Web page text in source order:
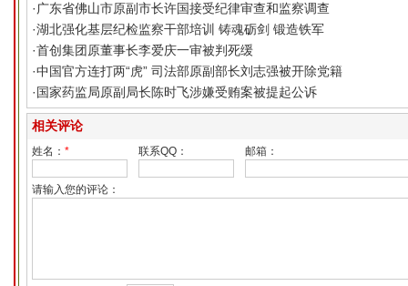
· 广东省佛山市原副市长许国接受纪律审查和监察调查
·湖北强化基层纪检监察干部培训 铸魂砺剑 锻造铁军
·首创集团原董事长李爱庆一审被判死缓
·中国官方连打两“虎” 司法部原副部长刘志强被开除党籍
· 国家药监局原副局长陈时飞涉嫌受贿案被提起公诉
相关评论
姓名： * 联系QQ： 邮箱：
请输入您的评论：